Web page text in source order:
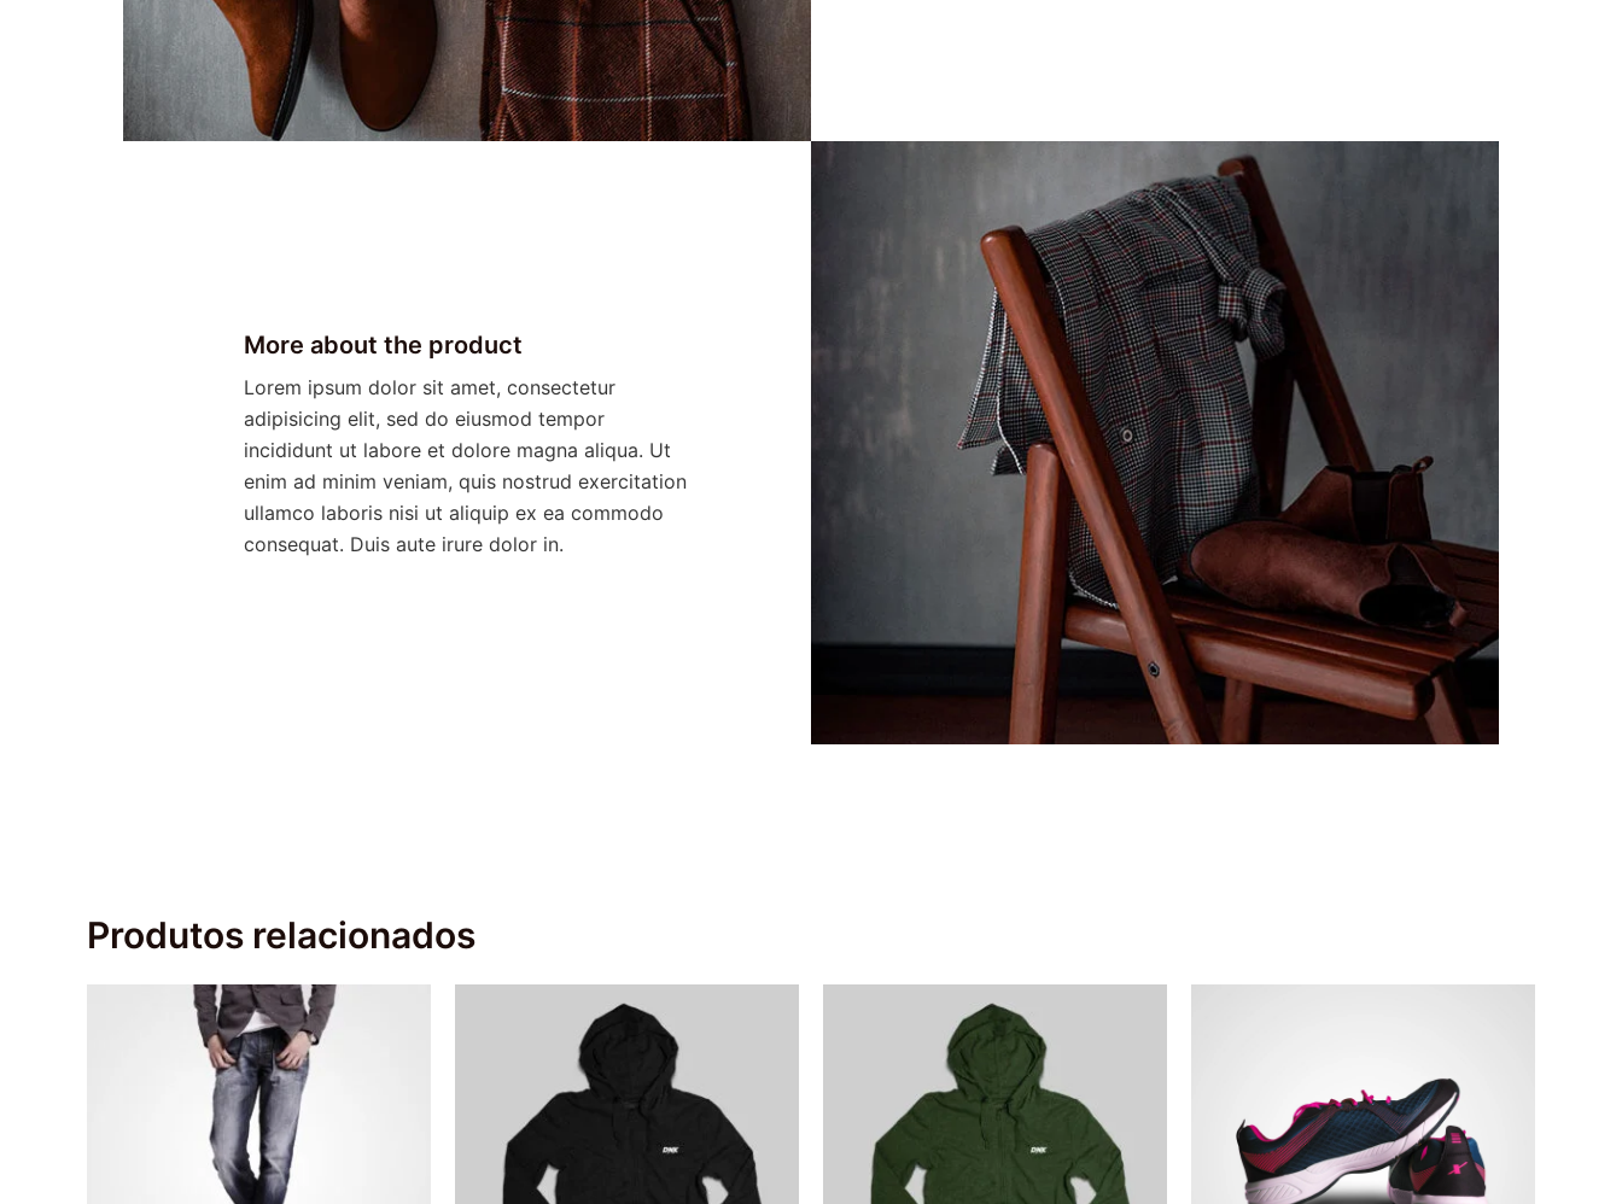
More about the product
Lorem ipsum dolor sit amet, consectetur
adipisicing elit, sed do eiusmod tempor
incididunt ut labore et dolore magna aliqua. Ut
enim ad minim veniam, quis nostrud exercitation
ullamco laboris nisi ut aliquip ex ea commodo
consequat. Duis aute irure dolor in.
Produtos relacionados